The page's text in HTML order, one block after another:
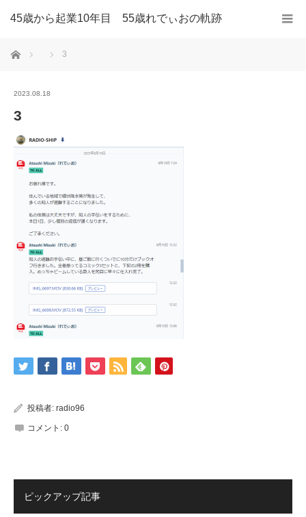
45歳から起業10年目 55歳れでぃおの軌跡
ホーム 3
2023.08.18
3
投稿者: radio96
コメント: 0
ピックアップ記事